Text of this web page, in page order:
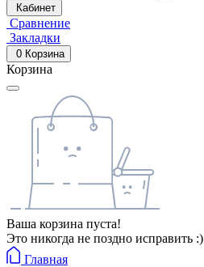
Кабинет
Сравнение
Закладки
0 Корзина
Корзина
Ваша корзина пуста!
Это никогда не поздно исправить :)
Главная